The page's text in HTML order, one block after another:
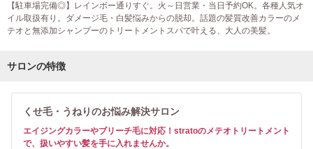
【駐車場完備◎】レインボー通りすぐ。火～日営業・当日予約OK。各種人気オ
イル取扱有り。ダメージ毛・白髪悩みからの脱却。話題の髪質改善カラーのメ
テオと無添加シャンプーのトリートメントスパで叶える、大人の美髪。
サロンの特徴
くせ毛・うねりのお悩み解決サロン
エイジングカラーやブリーチ毛に対応！stratoのメテオトリートメント
で、扱いやすい髪を手に入れませんか。